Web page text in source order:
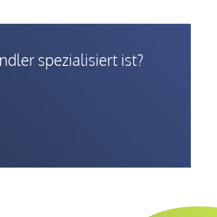
spezialisiert ist?